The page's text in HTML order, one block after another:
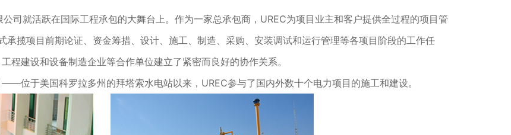
司就活跃在国际工程承包的大舞台上。作为一家总承包商，UREC为项目业主和客户提供全过程的项目管
揽项目前期论证、资金筹措、设计、施工、制造、采购、安装调试和运行管理等各项目阶段的工作任
程建设和设备制造企业等合作单位建立了紧密而良好的协作关系。
位于美国科罗拉多州的拜塔索水电站以来，UREC参与了国内外数十个电力项目的施工和建设。